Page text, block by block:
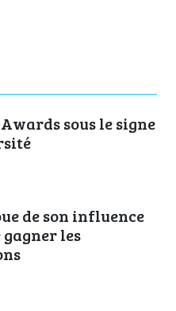
sous le signe
de son influence
les